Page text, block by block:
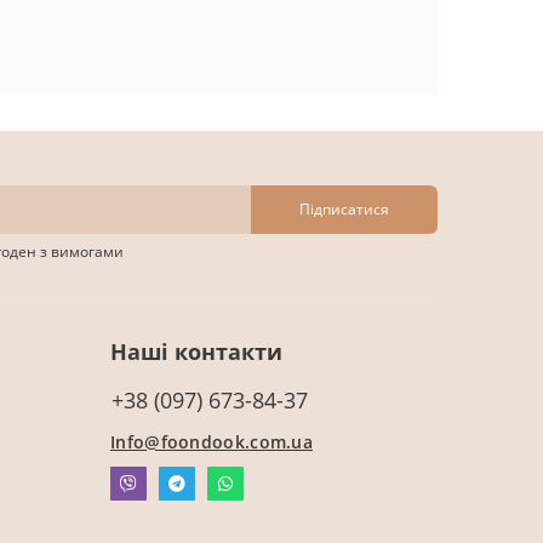
Підписатися
з вимогами
Наші контакти
+38 (097) 673-84-37
Info@foondook.com.ua